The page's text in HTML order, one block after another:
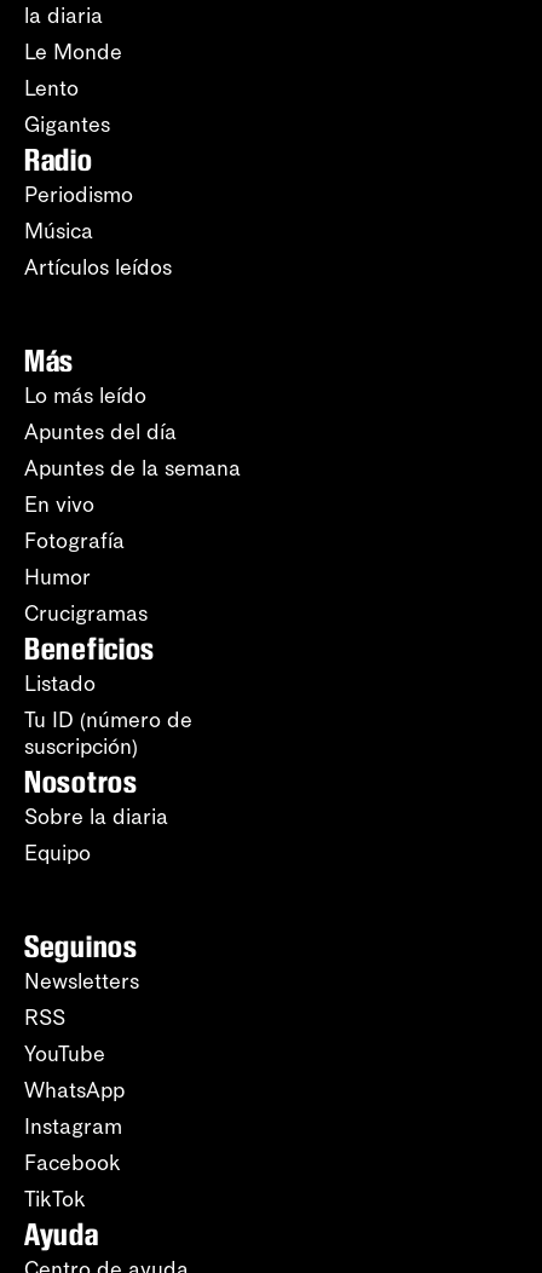
la diaria
Le Monde
Lento
Gigantes
Radio
Periodismo
Música
Artículos leídos
Más
Lo más leído
Apuntes del día
Apuntes de la semana
En vivo
Fotografía
Humor
Crucigramas
Beneficios
Listado
Tu ID (número de
suscripción)
Nosotros
Sobre la diaria
Equipo
Seguinos
Newsletters
RSS
YouTube
WhatsApp
Instagram
Facebook
TikTok
Ayuda